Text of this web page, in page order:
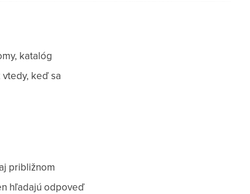
katalóg
keď sa
približnom
hľadajú odpoveď